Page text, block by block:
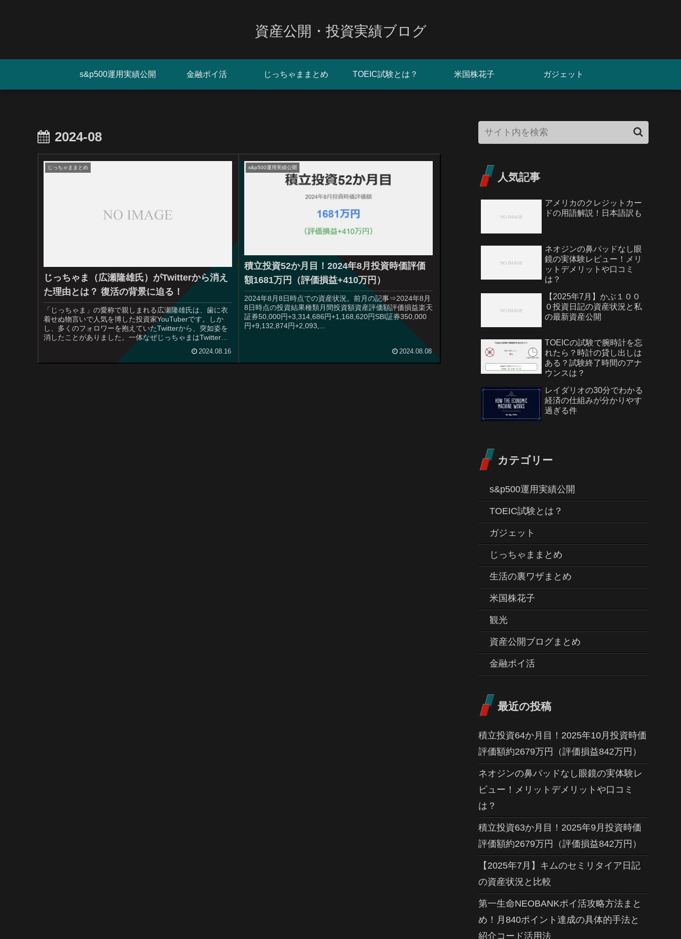
資産公開・投資実績ブログ
s&p500運用実績公開 金融ポイ活 じっちゃままとめ TOEIC試験とは？ 米国株花子 ガジェット
2024-08
じっちゃままとめ
じっちゃま（広瀬隆雄氏）がTwitterから消え
た理由とは？ 復活の背景に迫る！
「じっちゃま」の愛称で親しまれる広瀬隆雄氏は、歯に衣
着せぬ物言いで人気を博した投資家YouTuberです。しか
し、多くのフォロワーを抱えていたTwitterから、突如姿を
消したことがありました。一体なぜじっちゃまはTwitterか
2024.08.16
s&p500運用実績公開
積立投資52か月目！2024年8月投資時価評価
額1681万円（評価損益+410万円）
2024年8月8日時点での資産状況。前月の記事⇒2024年8月
8日時点の投資結果種類月間投資額資産評価額評価損益楽天
証券50,000円+3,314,686円+1,168,620円SBI証券350,000
円+9,132,874円+2,093,...
2024.08.08
人気記事
アメリカのクレジットカー
ドの用語解説！日本語訳も
ネオジンの鼻パッドなし眼
鏡の実体験レビュー！メリ
ットデメリットや口コミ
は？
【2025年7月】かぶ１００
０投資日記の資産状況と私
の最新資産公開
TOEICの試験で腕時計を忘
れたら？時計の貸し出しは
ある？試験終了時間のアナ
ウンスは？
レイダリオの30分でわかる
経済の仕組みが分かりやす
過ぎる件
カテゴリー
s&p500運用実績公開
TOEIC試験とは？
ガジェット
じっちゃままとめ
生活の裏ワザまとめ
米国株花子
観光
資産公開ブログまとめ
金融ポイ活
最近の投稿
積立投資64か月目！2025年10月投資時価
評価額約2679万円（評価損益842万円）
ネオジンの鼻パッドなし眼鏡の実体験レ
ビュー！メリットデメリットや口コミ
は？
積立投資63か月目！2025年9月投資時価
評価額約2679万円（評価損益842万円）
【2025年7月】キムのセミリタイア日記
の資産状況と比較
第一生命NEOBANKポイ活攻略方法まと
め！月840ポイント達成の具体的手法と
紹介コード活用法